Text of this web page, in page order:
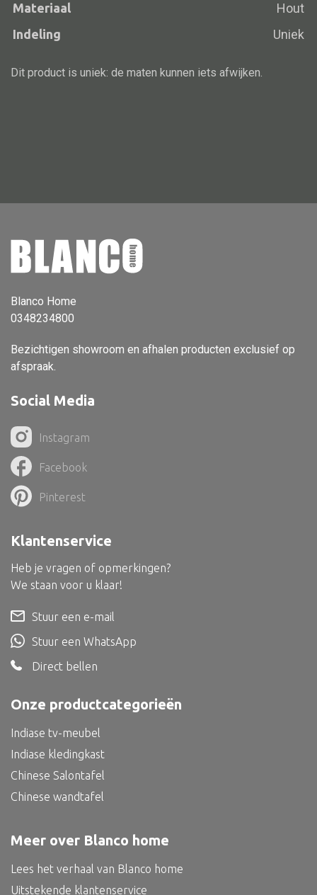
Alle banken
Bank gestoffeerd
Bank IJzer
Tafellamp
Wandlamp
Alle deco
Vaas
Kandelaar
Object
Pilaar
Pot
Dienblad
Mand
Roomdevider
Deco overig
Alle textiel
Kussen
Alle bouwmateriaal
Materiaal Hout
Indeling Uniek
Dit product is uniek: de maten kunnen iets afwijken.
Blanco Home
0348234800
Bezichtigen showroom en afhalen producten exclusief op
afspraak.
Social Media
Instagram
Facebook
Pinterest
Onze productcategorieën
Indiase tv-meubel
Indiase kledingkast
Chinese Salontafel
Chinese wandtafel
Meer over Blanco home
Lees het verhaal van Blanco home
Uitstekende klantenservice
Klantenservice
Heb je vragen of opmerkingen?
We staan voor u klaar!
Stuur een e-mail
Stuur een WhatsApp
Direct bellen